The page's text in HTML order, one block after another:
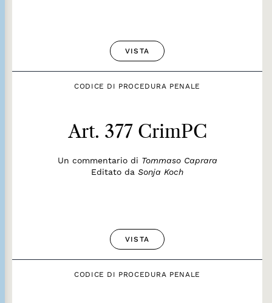
VISTA
CODICE DI PROCEDURA PENALE
Art. 377 CrimPC
Un commentario di Tommaso Caprara
Editato da Sonja Koch
VISTA
CODICE DI PROCEDURA PENALE